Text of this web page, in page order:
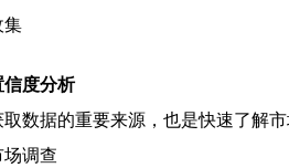
信度分析
据的重要来源，也是快速了解市
调查